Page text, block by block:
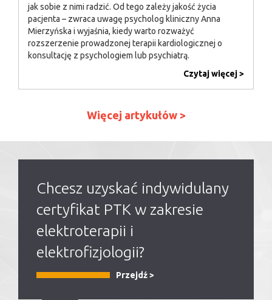
jak sobie z nimi radzić. Od tego zależy jakość życia
pacjenta – zwraca uwagę psycholog kliniczny Anna
Mierzyńska i wyjaśnia, kiedy warto rozważyć
rozszerzenie prowadzonej terapii kardiologicznej o
konsultację z psychologiem lub psychiatrą.
Czytaj więcej >
Więcej artykułów >
Chcesz uzyskać indywidulany
certyfikat PTK w zakresie
elektroterapii i
elektrofizjologii?
Przejdź >